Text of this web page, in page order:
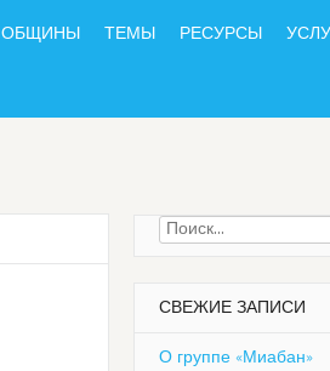
ОБЩИНЫ ТЕМЫ РЕСУРСЫ
Найти:
СВЕЖИЕ ЗАПИСИ
О группе «Миабан»